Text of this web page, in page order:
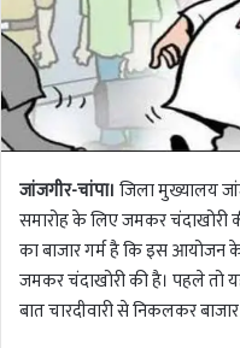
जांजगीर-चांपा। जिला मुख्यालय
समारोह के लिए जमकर चंदाखोरी
का बाजार गर्म है कि इस आयोजन
जमकर चंदाखोरी की है। पहले तो
बात चारदीवारी से निकलकर